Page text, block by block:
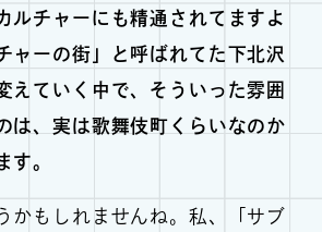
ルチャーにも精通されてますよ
ャーの街」と呼ばれてた下北沢
えていく中で、そういった雰囲
は、実は歌舞伎町くらいなのか
す。
かもしれませんね。私、「サブ